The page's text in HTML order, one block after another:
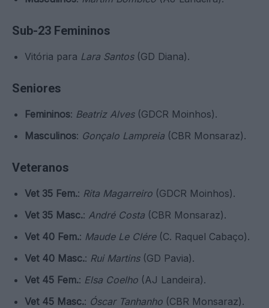
Sub-23 Femininos
Vitória para Lara Santos(GD Diana).
Seniores
Femininos: Beatriz Alves(GDCR Moinhos).
Masculinos: Gonçalo Lampreia (CBR Monsaraz).
Veteranos
Vet 35 Fem.: Rita Magarreiro (GDCR Moinhos).
Vet 35 Masc.: André Costa (CBR Monsaraz).
Vet 40 Fem.: Maude Le Clére(C. Raquel Cabaço).
Vet 40 Masc.: Rui Martins(GD Pavia).
Vet 45 Fem.: Elsa Coelho (AJ Landeira).
Vet 45 Masc.: Óscar Tanhanho (CBR Monsaraz).